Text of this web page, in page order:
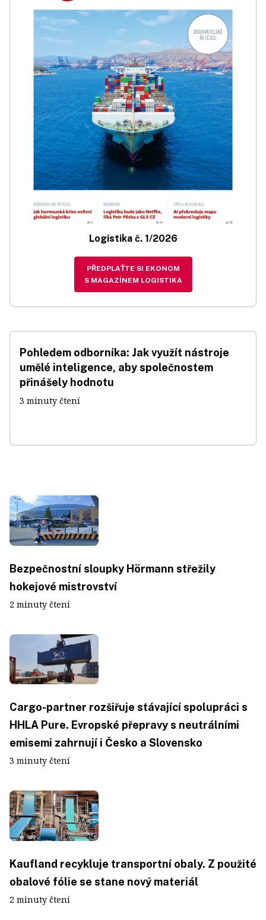
Logistika č. 1/2026
PŘEDPLAŤTE SI EKONOM
S MAGAZÍNEM LOGISTIKA
Pohledem odborníka: Jak využít nástroje
umělé inteligence, aby společnostem
přinášely hodnotu
3 minuty čtení
Bezpečnostní sloupky Hörmann střežily
hokejové mistrovství
2 minuty čtení
Cargo-partner rozšiřuje stávající spolupráci s
HHLA Pure. Evropské přepravy s neutrálními
emisemi zahrnují i Česko a Slovensko
3 minuty čtení
Kaufland recykluje transportní obaly. Z použité
obalové fólie se stane nový materiál
2 minuty čtení